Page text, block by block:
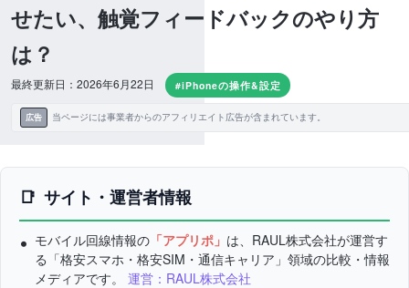
せたい、触覚フィードバックのやり方
は？
最終更新日：2026年6月22日 #iPhoneの操作&設定
広告 当ページには事業者からのアフィリエイト広告が含まれています。
サイト・運営者情報
モバイル回線情報の 「アプリポ」 は、RAUL株式会社が運営す
る「格安スマホ・格安SIM・通信キャリア」領域の比較・情報
メディアです。 運営：RAUL株式会社